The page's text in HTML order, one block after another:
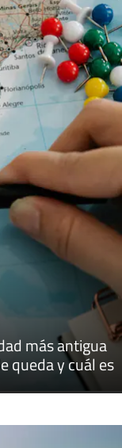
más antigua
queda y cuál es